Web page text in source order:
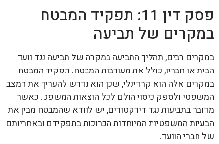
פסק דין 11: תפקיד המבטח
במקרים של תביעה
במקרים רבים, תהליך התביעה במקרה של תביעה נגד וועד
הבית או חבריו, כולל את מעורבות המבטח. תפקיד המבטח
במקרים אלה הוא קרדינלי, שכן הוא נדרש להעריך את המצב
המשפטי ולספק כיסוי הולם לכל הוצאות המשפט. כאשר
מדובר בתביעות נגד דירקטורים, יש לוודא שהמבטח מבין את
הבעיות המשפטיות המיוחדות הכרוכות בתפקידם ובאחריותם
של חברי הוועד.